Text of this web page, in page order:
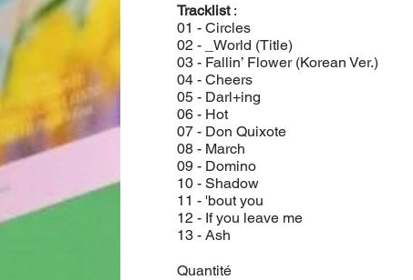
Tracklist:
01 - Circles
02 - _World (Title)
03 - Fallin’ Flower (Korean Ver.)
04 - Cheers
05 - Darl+ing
06 - Hot
07 - Don Quixote
08 - March
09 - Domino
10 - Shadow
11 - 'bout you
12 - If you leave me
13 - Ash
Quantité